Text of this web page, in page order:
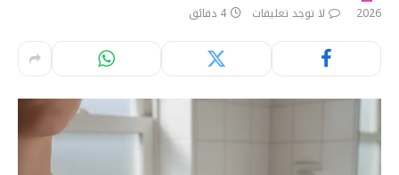
2026
لا توجد تعليقات 4 دقائق